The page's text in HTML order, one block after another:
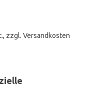
zzgl. Versandkosten